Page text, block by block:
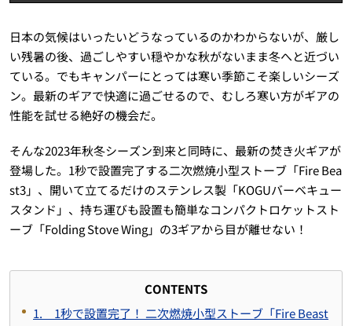
日本の気候はいったいどうなっているのかわからないが、厳し
い残暑の後、過ごしやすい穏やかな秋がないまま冬へと近づい
ている。でもキャンパーにとっては寒い季節こそ楽しいシーズ
ン。最新のギアで快適に過ごせるので、むしろ寒い方がギアの
性能を試せる絶好の機会だ。
そんな2023年秋冬シーズン到来と同時に、最新の焚き火ギアが
登場した。1秒で設置完了する二次燃焼小型ストーブ「Fire Bea
st3」、開いて立てるだけのステンレス製「KOGUバーベキュー
スタンド」、持ち運びも設置も簡単なコンパクトロケットスト
ーブ「Folding Stove Wing」の3ギアから目が離せない！
CONTENTS
1. 1秒で設置完了！ 二次燃焼小型ストーブ「Fire Beast